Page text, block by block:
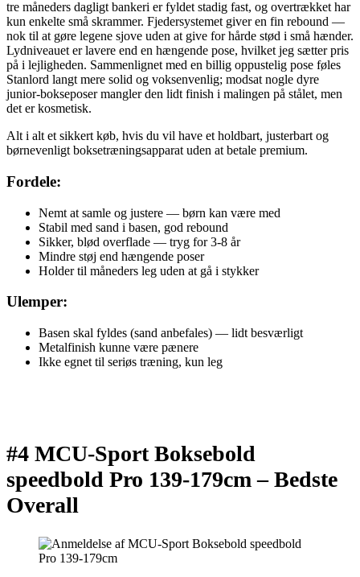
tre måneders dagligt bankeri er fyldet stadig fast, og overtrækket har
kun enkelte små skrammer. Fjedersystemet giver en fin rebound —
nok til at gøre legene sjove uden at give for hårde stød i små hænder.
Lydniveauet er lavere end en hængende pose, hvilket jeg sætter pris
på i lejligheden. Sammenlignet med en billig oppustelig pose føles
Stanlord langt mere solid og voksenvenlig; modsat nogle dyre
junior-bokseposer mangler den lidt finish i malingen på stålet, men
det er kosmetisk.
Alt i alt et sikkert køb, hvis du vil have et holdbart, justerbart og
børnevenligt boksetræningsapparat uden at betale premium.
Fordele:
Nemt at samle og justere — børn kan være med
Stabil med sand i basen, god rebound
Sikker, blød overflade — tryg for 3-8 år
Mindre støj end hængende poser
Holder til måneders leg uden at gå i stykker
Ulemper:
Basen skal fyldes (sand anbefales) — lidt besværligt
Metalfinish kunne være pænere
Ikke egnet til seriøs træning, kun leg
#4 MCU-Sport Boksebold
speedbold Pro 139-179cm –Bedste
Overall